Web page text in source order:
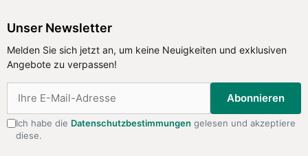
Unser Newsletter
Melden Sie sich jetzt an, um keine Neuigkeiten und exklusiven
Angebote zu verpassen!
Abonnieren
Ich habe die Datenschutzbestimmungen gelesen und akzeptiere
diese.